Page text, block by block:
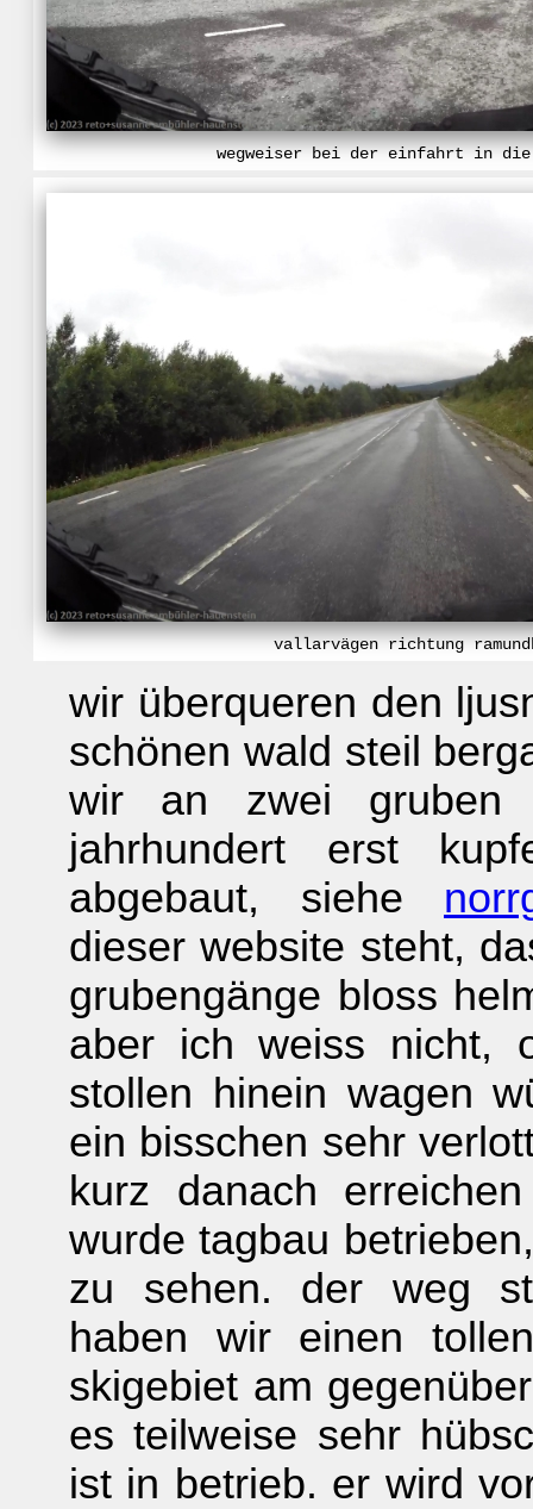
wegweiser bei der einfahrt in die
vallarvägen richtung
wir überqueren den
schönen wald steil
wir an zwei gruben
jahrhundert erst
abgebaut, siehe
dieser website steht,
grubengänge bloss
aber ich weiss nicht,
stollen hinein wagen
ein bisschen sehr
kurz danach
wurde tagbau
zu sehen. der weg
haben wir einen
skigebiet am
es teilweise sehr
ist in betrieb. er wird